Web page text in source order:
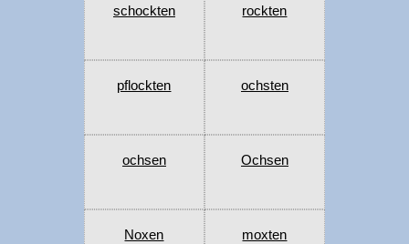
schockten rockten
pflockten ochsten
ochsen Ochsen
Noxen moxten